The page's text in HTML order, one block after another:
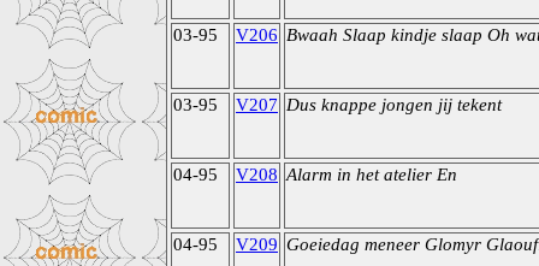
03-95 V206 Bwaah Slaap kindje slaap Oh
03-95 V207 Dus knappe jongen jij tekent
04-95 V208 Alarm in het atelier En
04-95 V209 Goeiedag meneer Glomyr